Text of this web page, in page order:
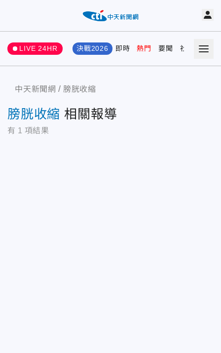
LIVE 24HR 決戰2026 即時 熱門 要聞 社會 娛樂
中天新聞網 膀胱收縮
膀胱收縮 相關報導
有 1 項結果